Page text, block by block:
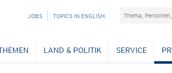
NAVIGATION
JOBS TOPICS IN ENGLISH Suchefeld
LAND & POLITIK SERVICE